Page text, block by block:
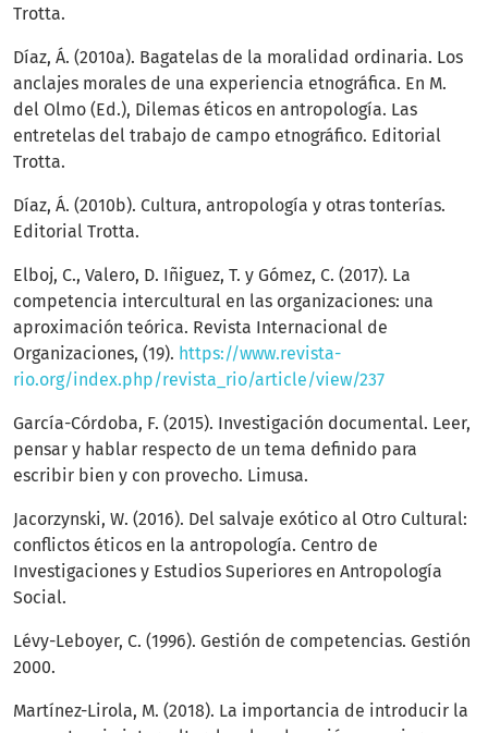
Trotta.
Díaz, Á. (2010a). Bagatelas de la moralidad ordinaria. Los
anclajes morales de una experiencia etnográfica. En M.
del Olmo (Ed.), Dilemas éticos en antropología. Las
entretelas del trabajo de campo etnográfico. Editorial
Trotta.
Díaz, Á. (2010b). Cultura, antropología y otras tonterías.
Editorial Trotta.
Elboj, C., Valero, D. Iñiguez, T. y Gómez, C. (2017). La
competencia intercultural en las organizaciones: una
aproximación teórica. Revista Internacional de
Organizaciones, (19). https://www.revista-
rio.org/index.php/revista_rio/article/view/237
García-Córdoba, F. (2015). Investigación documental. Leer,
pensar y hablar respecto de un tema definido para
escribir bien y con provecho. Limusa.
Jacorzynski, W. (2016). Del salvaje exótico al Otro Cultural:
conflictos éticos en la antropología. Centro de
Investigaciones y Estudios Superiores en Antropología
Social.
Lévy-Leboyer, C. (1996). Gestión de competencias. Gestión
2000.
Martínez-Lirola, M. (2018). La importancia de introducir la